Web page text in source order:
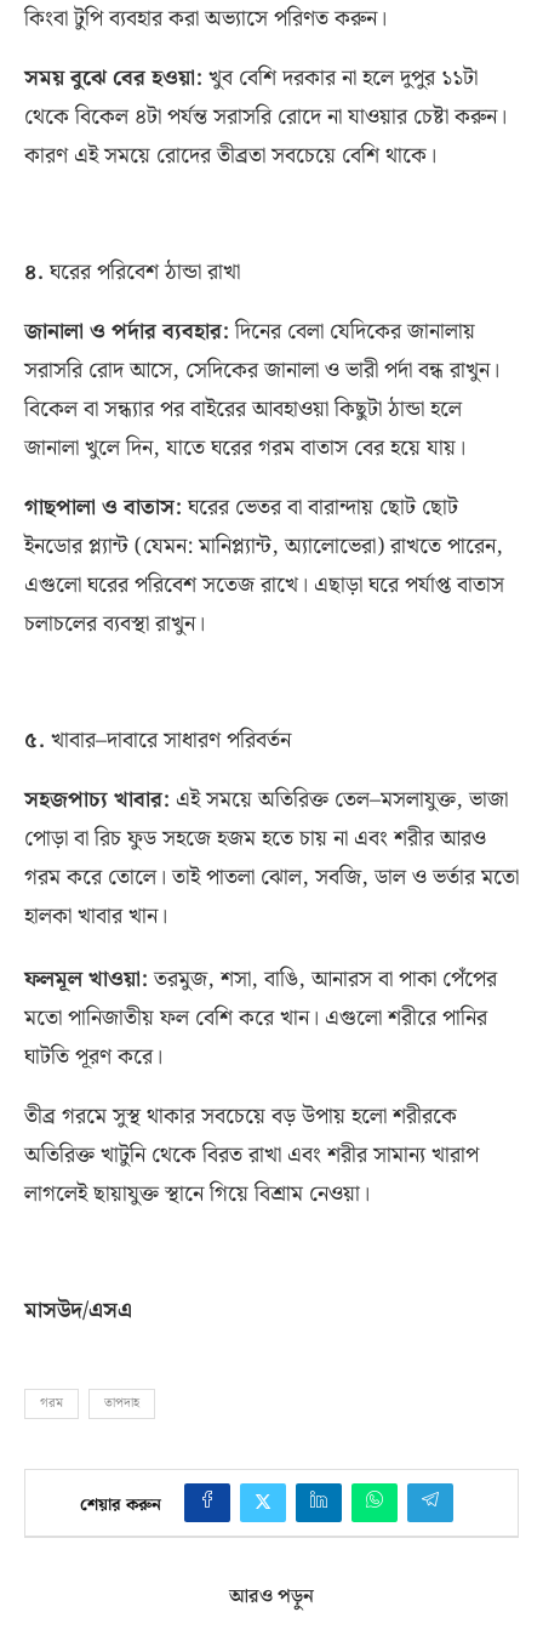
কিংবা টুপি ব্যবহার করা অভ্যাসে পরিণত করুন।
সময় বুঝে বের হওয়া: খুব বেশি দরকার না হলে দুপুর ১১টা
থেকে বিকেল ৪টা পর্যন্ত সরাসরি রোদে না যাওয়ার চেষ্টা করুন।
কারণ এই সময়ে রোদের তীব্রতা সবচেয়ে বেশি থাকে।
৪.ঘরের পরিবেশ ঠান্ডা রাখা
জানালা ও পর্দার ব্যবহার:দিনের বেলা যেদিকের জানালায়
সরাসরি রোদ আসে, সেদিকের জানালা ও ভারী পর্দা বন্ধ রাখুন।
বিকেল বা সন্ধ্যার পর বাইরের আবহাওয়া কিছুটা ঠান্ডা হলে
জানালা খুলে দিন,যাতে ঘরের গরম বাতাস বের হয়ে যায়।
গাছপালা ও বাতাস:ঘরের ভেতর বা বারান্দায় ছোট ছোট
ইনডোর প্ল্যান্ট(যেমন:মানিপ্ল্যান্ট,অ্যালোভেরা)রাখতে পারেন,
এগুলো ঘরের পরিবেশ সতেজ রাখে। এছাড়া ঘরে পর্যাপ্ত বাতাস
চলাচলের ব্যবস্থা রাখুন।
৫. খাবার–দাবারে সাধারণ পরিবর্তন
সহজপাচ্য খাবার: এই সময়ে অতিরিক্ত তেল–মসলাযুক্ত,ভাজা
পোড়া বা রিচ ফুড সহজে হজম হতে চায় না এবং শরীর আরও
গরম করে তোলে। তাই পাতলা ঝোল,সবজি,ডাল ও ভর্তার মতো
হালকা খাবার খান।
ফলমূল খাওয়া: তরমুজ,শসা,বাঙি,আনারস বা পাকা পেঁপের
মতো পানিজাতীয় ফল বেশি করে খান। এগুলো শরীরে পানির
ঘাটতি পূরণ করে।
তীব্র গরমে সুস্থ থাকার সবচেয়ে বড় উপায় হলো শরীরকে
অতিরিক্ত খাটুনি থেকে বিরত রাখা এবং শরীর সামান্য খারাপ
লাগলেই ছায়াযুক্ত স্থানে গিয়ে বিশ্রাম নেওয়া।
মাসউদ/এসএ
গরম তাপদাহ
শেয়ার করুন
আরও পড়ুন